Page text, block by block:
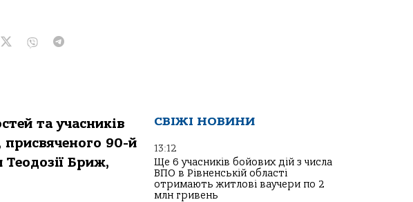
та учасників
присвяченого 90-й
Бриж,
СВІЖІ НОВИНИ
13:12
Ще 6 учасників бойових дій з числа
ВПО в Рівненській області
отримають житлові ваучери по 2
млн гривень